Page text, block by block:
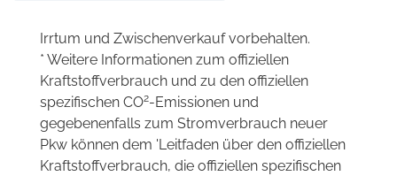
Irrtum und Zwischenverkauf vorbehalten.
* Weitere Informationen zum offiziellen
Kraftstoffverbrauch und zu den offiziellen
spezifischen CO2-Emissionen und
gegebenenfalls zum Stromverbrauch neuer
Pkw können dem 'Leitfaden über den offiziellen
Kraftstoffverbrauch, die offiziellen spezifischen